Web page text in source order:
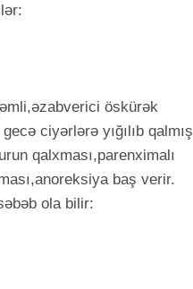
öskürək
ciyərlərə yığılıb qalmış
qalxması,parenximalı
baş verir.
ola bilir: